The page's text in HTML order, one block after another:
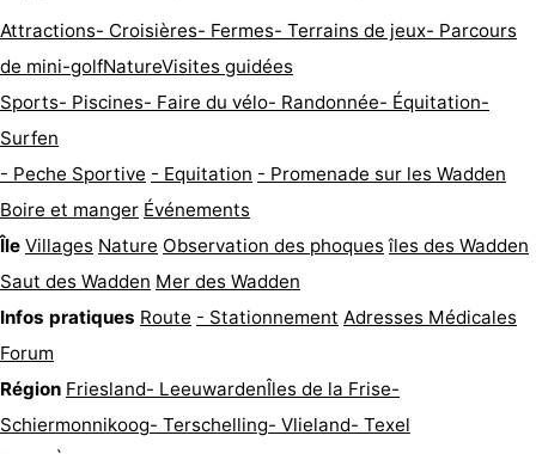
Attractions- Croisières- Fermes- Terrains de jeux- Parcours
de mini-golfNatureVisites guidées
Sports- Piscines- Faire du vélo- Randonnée- Équitation-
Surfen
- Peche Sportive - Equitation - Promenade sur les Wadden
Boire et manger Événements
Île Villages Nature Observation des phoques îles des Wadden
Saut des Wadden Mer des Wadden
Infos pratiques Route - Stationnement Adresses Médicales
Forum
Région Friesland- LeeuwardenÎles de la Frise-
Schiermonnikoog- Terschelling- Vlieland- Texel